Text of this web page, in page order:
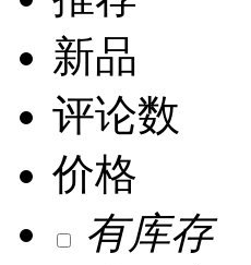
新品
评论数
价格
有库存